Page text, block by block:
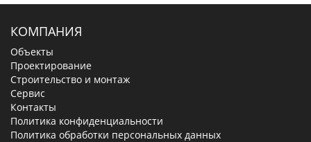
КОМПАНИЯ
Объекты
Проектирование
Строительство и монтаж
Сервис
Контакты
Политика конфиденциальности
Политика обработки персональных данных